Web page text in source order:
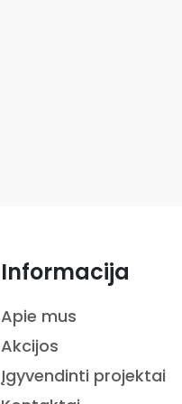
Informacija
Apie mus
Akcijos
Įgyvendinti projektai